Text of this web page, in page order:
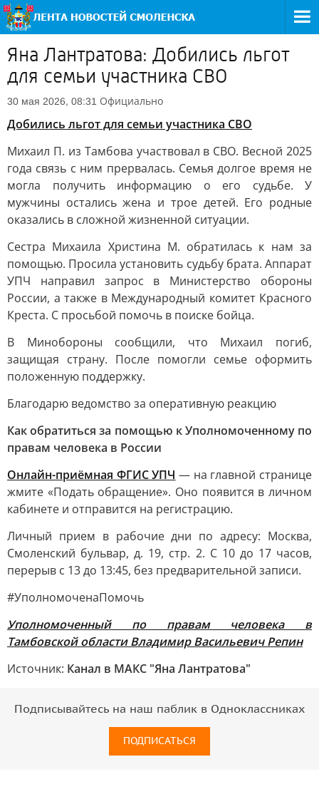
Яна Лантратова: Добились льгот
для семьи участника СВО
30 мая 2026, 08:31 Официально
Добились льгот для семьи участника СВО
Михаил П. из Тамбова участвовал в СВО. Весной 2025
года связь с ним прервалась. Семья долгое время не
могла получить информацию о его судьбе. У
мужчины остались жена и трое детей. Его родные
оказались в сложной жизненной ситуации.
Сестра Михаила Христина М. обратилась к нам за
помощью. Просила установить судьбу брата. Аппарат
УПЧ направил запрос в Министерство обороны
России, а также в Международный комитет Красного
Креста. С просьбой помочь в поиске бойца.
В Минобороны сообщили, что Михаил погиб,
защищая страну. После помогли семье оформить
положенную поддержку.
Благодарю ведомство за оперативную реакцию
Как обратиться за помощью к Уполномоченному по
правам человека в России
Онлайн-приёмная ФГИС УПЧ — на главной странице
жмите «Подать обращение». Оно появится в личном
кабинете и отправится на регистрацию.
Личный прием в рабочие дни по адресу: Москва,
Смоленский бульвар, д. 19, стр. 2. С 10 до 17 часов,
перерыв с 13 до 13:45, без предварительной записи.
#УполномоченаПомочь
Уполномоченный по правам человека в
Тамбовской области Владимир Васильевич Репин
Источник: Канал в МАКС "Яна Лантратова"
Подписывайтесь на наш паблик в Одноклассниках
ПОДПИСАТЬСЯ